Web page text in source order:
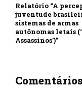
Relatório “A
juventude
sistemas de armas
autônomas letais
Assassinos’)”
Comentários